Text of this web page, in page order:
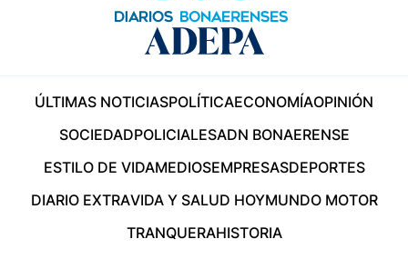
ÚLTIMAS NOTICIASPOLÍTICAECONOMÍAOPINIÓN
SOCIEDADPOLICIALESADN BONAERENSE
ESTILO DE VIDAMEDIOSEMPRESASDEPORTES
DIARIO EXTRAVIDA Y SALUD HOYMUNDO MOTOR
TRANQUERAHISTORIA